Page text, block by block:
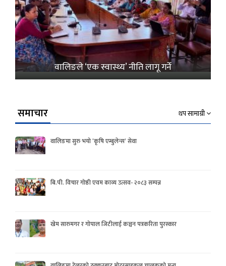
वालिङले ‘एक स्वास्थ्य’ नीति लागू गर्ने
समाचार थप सामाग्री
वालिङमा सुरु भयो ‘कृषि एम्बुलेन्स’ सेवा
बि.पी. विचार गोष्ठी एवम काव्य उत्सव- २०८३ सम्पन्न
खेम सारुमगर र गोपाल जिटीलाई कञ्चन पत्रकरिता पुरस्कार